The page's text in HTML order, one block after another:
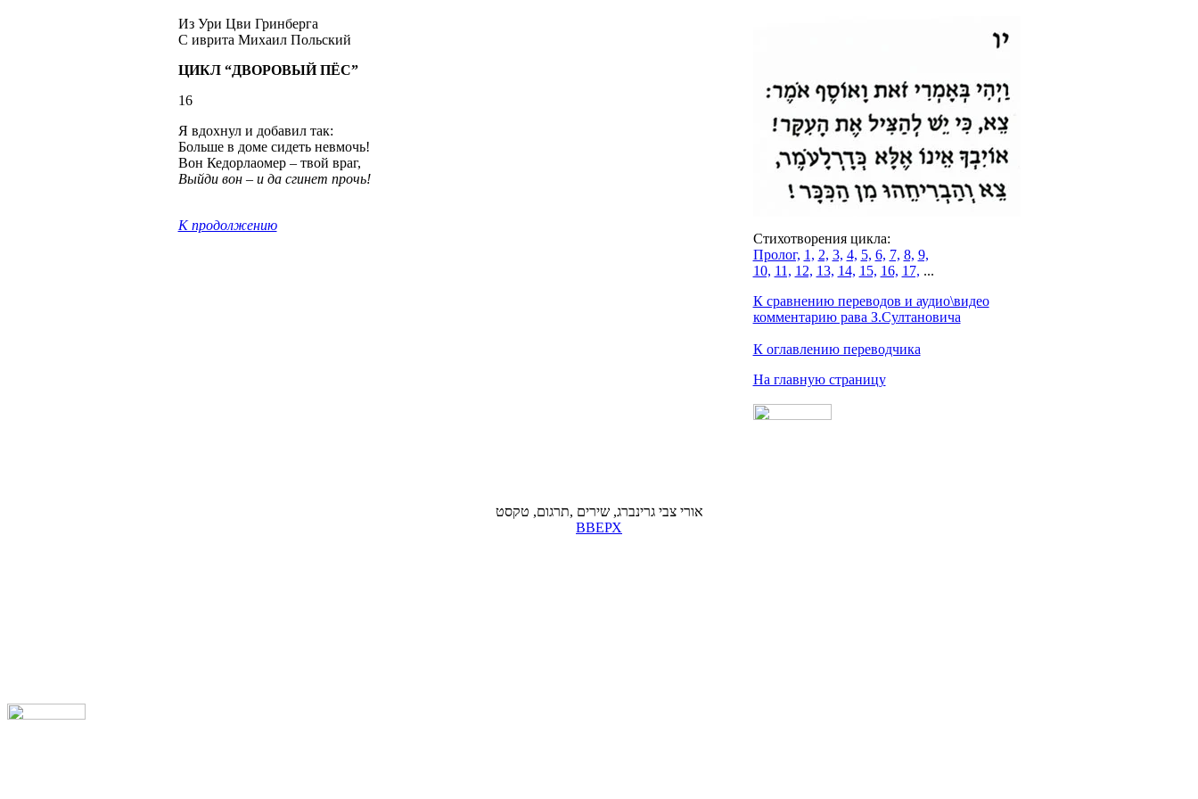
Из Ури Цви Гринберга
С иврита Михаил Польский
ЦИКЛ “ДВОРОВЫЙ ПЁС”
16
Я вдохнул и добавил так:
Больше в доме сидеть невмочь!
Вон Кедорлаомер – твой враг,
Выйди вон – и да сгинет прочь!
К продолжению
Стихотворения цикла:
Пролог, 1, 2, 3, 4, 5, 6, 7, 8, 9,
10, 11, 12, 13, 14, 15, 16, 17, ...
К сравнению переводов и аудио\видео
комментарию рава З.Султановича
К оглавлению переводчика
На главную страницу
אורי צבי גרינברג, שירים ,תרגום, טקסט
ВВЕРХ